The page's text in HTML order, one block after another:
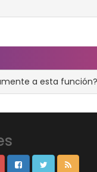
a esta